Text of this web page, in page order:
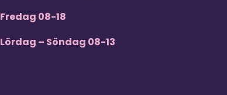
Fredag 08-18
Lördag – Söndag 08-13